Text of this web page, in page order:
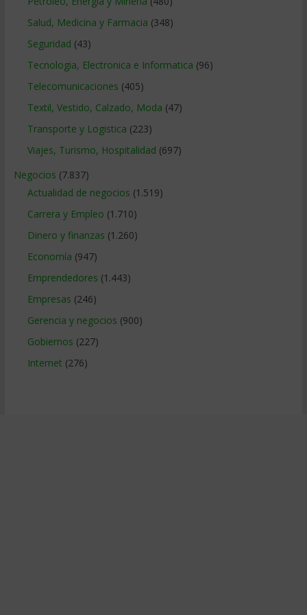
Salud, Medicina y Farmacia (348)
Seguridad (43)
Tecnologia, Electronica e Informatica (96)
Telecomunicaciones (405)
Textil, Vestido, Calzado, Moda (47)
Transporte y Logistica (223)
Viajes, Turismo, Hospitalidad (697)
Negocios (7.837)
Actualidad de negocios (1.519)
Carrera y Empleo (1.710)
Dinero y finanzas (1.260)
Economía (947)
Emprendedores (1.443)
Empresas (246)
Gerencia y negocios (900)
Gobiernos (227)
Internet (276)